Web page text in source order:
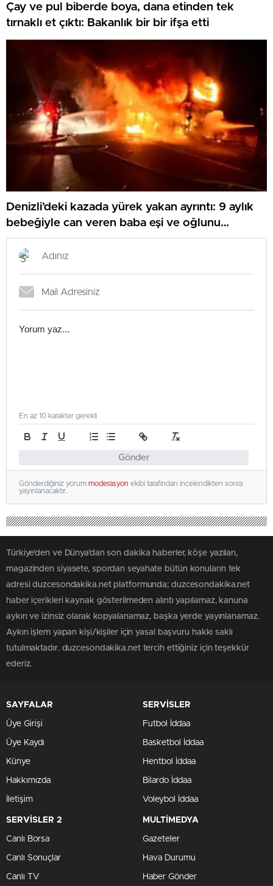
Çay ve pul biberde boya, dana etinden tek
tırnaklı et çıktı: Bakanlık bir bir ifşa etti
Denizli’deki kazada yürek yakan ayrıntı: 9 aylık
bebeğiyle can veren baba eşi ve oğlunu
kurtarmış
Gönder
En az 10 karakter gerekli
Gönderdiğiniz yorum moderasyon ekibi tarafından incelendikten sonra
yayınlanacaktır.
Türkiye'den ve Dünya’dan son dakika haberler, köşe yazıları,
magazinden siyasete, spordan seyahate bütün konuların tek
adresi duzcesondakika.net platformunda; duzcesondakika.net
haber içerikleri kaynak gösterilmeden alıntı yapılamaz, kanuna
aykırı ve izinsiz olarak kopyalanamaz, başka yerde yayınlanamaz.
Aykırı işlem yapan kişi/kişiler için yasal başvuru hakkı saklı
tutulmaktadır. duzcesondakika.net tercih ettiğiniz için teşekkür
ederiz.
SAYFALAR
Üye Girişi
Üye Kaydı
Künye
Hakkımızda
İletişim
SERVİSLER
Futbol İddaa
Basketbol İddaa
Hentbol İddaa
Bilardo İddaa
Voleybol İddaa
SERVİSLER 2
Canlı Borsa
Canlı Sonuçlar
Canlı TV
MULTİMEDYA
Gazeteler
Hava Durumu
Haber Gönder